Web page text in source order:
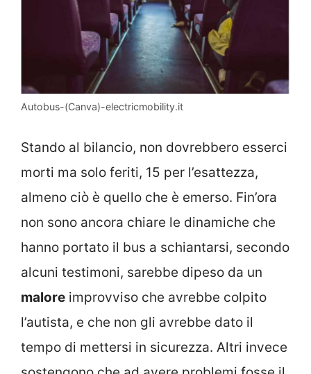
Autobus-(Canva)-electricmobility.it
Stando al bilancio, non dovrebbero esserci
morti ma solo feriti, 15 per l’esattezza,
almeno ciò è quello che è emerso. Fin’ora
non sono ancora chiare le dinamiche che
hanno portato il bus a schiantarsi, secondo
alcuni testimoni, sarebbe dipeso da un
malore improvviso che avrebbe colpito
l’autista, e che non gli avrebbe dato il
tempo di mettersi in sicurezza. Altri invece